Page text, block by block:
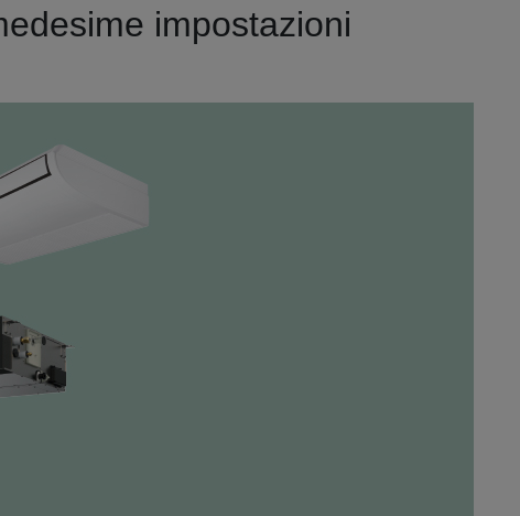
impostazioni